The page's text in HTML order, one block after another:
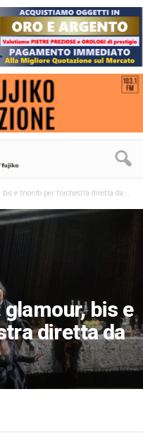
bis e trionfo per l’orchestra diretta da...
bis e
diretta da